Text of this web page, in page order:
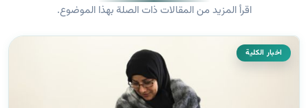
اقرأ المزيد من المقالات ذات الصلة بهذا الموضوع.
اخبار الكلية